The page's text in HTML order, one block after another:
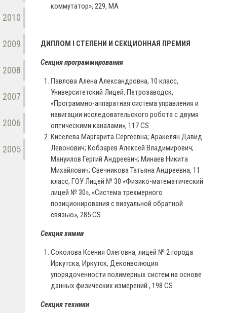
2010
2009
2008
2007
2006
2005
коммутатор», 229, МА
ДИПЛОМ I СТЕПЕНИ И СЕКЦИОННАЯ ПРЕМИЯ
Секция программирования
Павлова Алена Александровна, 10 класс,
Университетский Лицей, Петрозаводск,
«Программно-аппаратная система управления и
навигации исследовательского робота с двумя
оптическими каналами», 117 СS
Киселева Маргарита Сергеевна; Аракелян Давид
Левонович; Кобзарев Алексей Владимирович;
Мануилов Гергий Андреевич; Минаев Никита
Михайлович; Свечникова Татьяна Андреевна, 11
класс, ГОУ Лицей № 30 «Физико-математический
лицей № 30», «Система трехмерного
позиционирования с визуальной обратной
связью», 285 CS
Секция химии
Соколова Ксения Олеговна, лицей № 2 города
Иркутска, Иркутск, Деконволюция
упорядоченности полимерных систем на основе
данных физических измерений , 198 CS
Секция техники